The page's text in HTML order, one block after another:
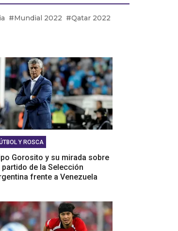
Mundial 2022 Qatar 2022
Y ROSCA
Gorosito y su mirada sobre
partido de la Selección
frente a Venezuela